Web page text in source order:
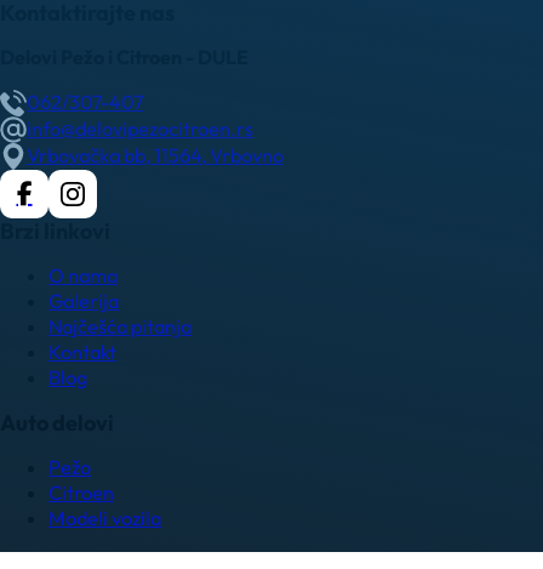
O nama
Galerija
Najčešća pitanja
Kontakt
Blog
Pežo
Citroen
Modeli vozila
062/307-407
info@delovipezocitroen.rs
Vrbovačka bb, 11564, Vrbovno